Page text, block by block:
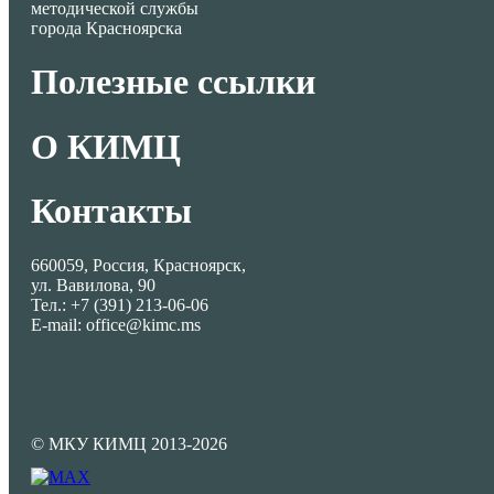
методической службы
города Красноярска
Полезные ссылки
О КИМЦ
Контакты
660059, Россия, Красноярск,
ул. Вавилова, 90
Тел.: +7 (391) 213-06-06
E-mail: office@kimc.ms
© МКУ КИМЦ 2013-2026